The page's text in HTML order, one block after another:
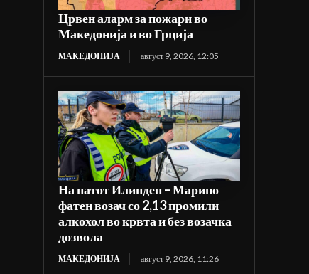
Црвен аларм за пожари во
Македонија и во Грција
МАКЕДОНИЈА август 9, 2026, 12:05
На патот Илинден – Марино
фатен возач со 2,13 промили
алкохол во крвта и без возачка
дозвола
МАКЕДОНИЈА август 9, 2026, 11:26